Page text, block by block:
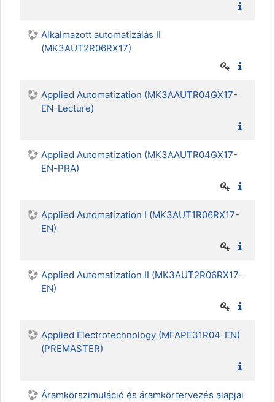
Alkalmazott automatizálás II
(MK3AUT2R06RX17)
Applied Automatization (MK3AAUTR04GX17-
EN-Lecture)
Applied Automatization (MK3AAUTR04GX17-
EN-PRA)
Applied Automatization I (MK3AUT1R06RX17-
EN)
Applied Automatization II (MK3AUT2R06RX17-
EN)
Applied Electrotechnology (MFAPE31R04-EN)
(PREMASTER)
Áramkörszimuláció és áramkörtervezés alapjai